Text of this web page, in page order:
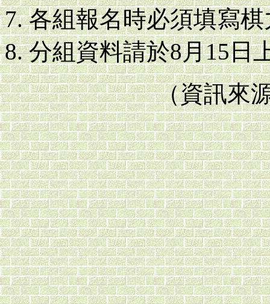
各組報名時必須填寫棋
分組資料請於8月15日
（資訊來